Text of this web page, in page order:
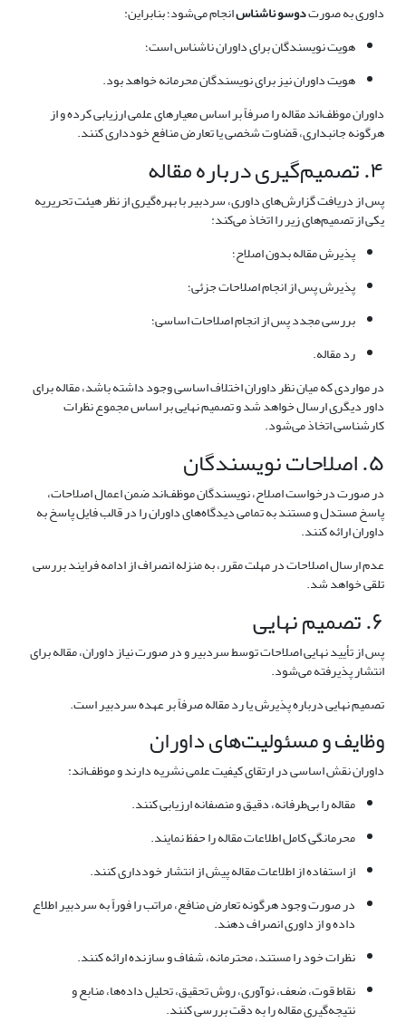
داوری به صورتدوسو ناشناسانجام می‌شود؛ بنابراین:
هویت نویسندگان برای داوران ناشناس است؛
هویت داوران نیز برای نویسندگان محرمانه خواهد بود.
داوران موظف‌اند مقاله را صرفاً بر اساس معیارهای علمی ارزیابی کرده و از
هرگونه جانبداری، قضاوت شخصی یا تعارض منافع خودداری کنند.
۴. تصمیم‌گیری درباره مقاله
پس از دریافت گزارش‌های داوری، سردبیر با بهره‌گیری از نظر هیئت تحریریه
یکی از تصمیم‌های زیر را اتخاذ می‌کند:
پذیرش مقاله بدون اصلاح؛
پذیرش پس از انجام اصلاحات جزئی؛
بررسی مجدد پس از انجام اصلاحات اساسی؛
رد مقاله.
در مواردی که میان نظر داوران اختلاف اساسی وجود داشته باشد، مقاله برای
داور دیگری ارسال خواهد شد و تصمیم نهایی بر اساس مجموع نظرات
کارشناسی اتخاذ می‌شود.
۵. اصلاحات نویسندگان
در صورت درخواست اصلاح، نویسندگان موظف‌اند ضمن اعمال اصلاحات،
پاسخ مستدل و مستند به تمامی دیدگاه‌های داوران را در قالب فایل پاسخ به
داوران ارائه کنند.
عدم ارسال اصلاحات در مهلت مقرر، به منزله انصراف از ادامه فرایند بررسی
تلقی خواهد شد.
۶. تصمیم نهایی
پس از تأیید نهایی اصلاحات توسط سردبیر و در صورت نیاز داوران، مقاله برای
انتشار پذیرفته می‌شود.
تصمیم نهایی درباره پذیرش یا رد مقاله صرفاً بر عهده سردبیر است.
وظایف و مسئولیت‌های داوران
داوران نقش اساسی در ارتقای کیفیت علمی نشریه دارند و موظف‌اند:
مقاله را بی‌طرفانه، دقیق و منصفانه ارزیابی کنند.
محرمانگی کامل اطلاعات مقاله را حفظ نمایند.
از استفاده از اطلاعات مقاله پیش از انتشار خودداری کنند.
در صورت وجود هرگونه تعارض منافع، مراتب را فوراً به سردبیر اطلاع
داده و از داوری انصراف دهند.
نظرات خود را مستند، محترمانه، شفاف و سازنده ارائه کنند.
نقاط قوت، ضعف، نوآوری، روش تحقیق، تحلیل داده‌ها، منابع و
نتیجه‌گیری مقاله را به دقت بررسی کنند.